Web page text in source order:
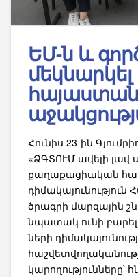
ԵՄ-ն և
մեկնարկել
Հունիս 23-ին
«ՁԳՏՈՒՄ ավելի
քաղաքացիական
դիմակայունություն
ծրագրի մարզային
նպատակ ունի
ների
կարողությունները՝